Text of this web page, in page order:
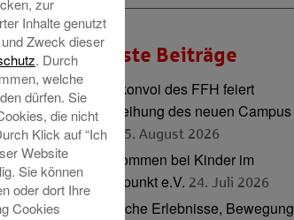
Neueste Beiträge
Radlkonvoi des FFH feiert
Einweihung des neuen Campus
Nord
5. August 2026
Willkommen bei Kinder im
Mittelpunkt e.V. 24. Juli 2026
Tierische Erlebnisse, Bewegung
zur
Inhalte genutzt
Zweck dieser
. Durch
welche
dürfen. Sie
die nicht
Klick auf “Ich
Website
Sie können
oder dort Ihre
Cookies